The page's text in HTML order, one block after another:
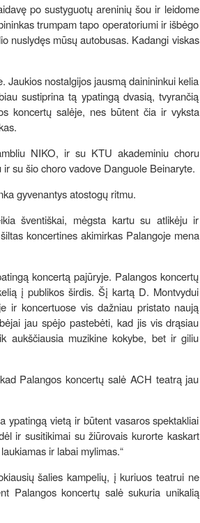
po sustyguotų areninių šou ir leidome
trumpam tapo operatoriumi ir išbėgo
nuslydęs mūsų autobusas. Kadangi viskas
Jaukios nostalgijos jausmą dainininkui kelia
sustiprina tą ypatingą dvasią, tvyrančią
koncertų salėje, nes būtent čia ir vyksta
NIKO, ir su KTU akademiniu choru
su šio choro vadove Danguole Beinaryte.
gyvenantys atostogų ritmu.
šventiškai, mėgsta kartu su atlikėju ir
koncertines akimirkas Palangoje mena
koncertą pajūryje. Palangos koncertų
į publikos širdis. Šį kartą D. Montvydui
ir koncertuose vis dažniau pristato naują
jau spėjo pastebėti, kad jis vis drąsiau
aukščiausia muzikine kokybe, bet ir giliu
Palangos koncertų salė ACH teatrą jau
ypatingą vietą ir būtent vasaros spektakliai
ir susitikimai su žiūrovais kurorte kaskart
ir labai mylimas.“
šalies kampelių, į kuriuos teatrui ne
Palangos koncertų salė sukuria unikalią